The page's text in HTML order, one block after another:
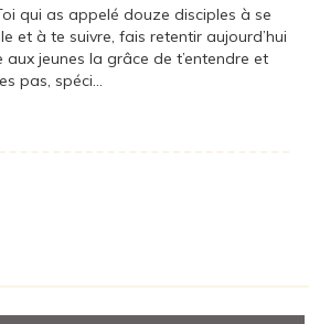
qui as appelé douze disciples à se
et à te suivre, fais retentir aujourd’hui
jeunes la grâce de t’entendre et
pas, spéci...